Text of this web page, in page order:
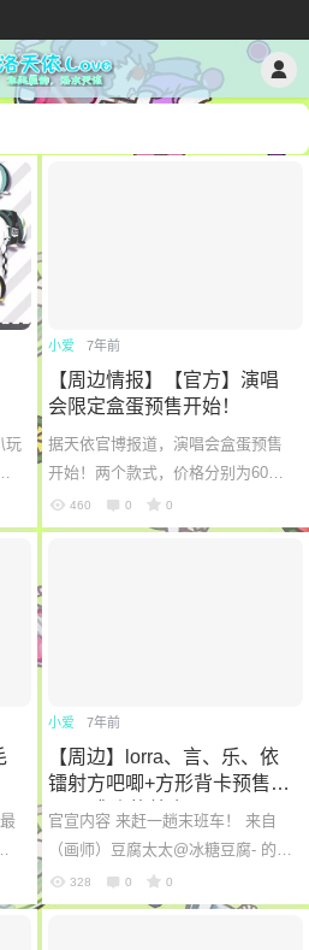
群！
玩
小爱 7年前
【周边情报】【官方】演唱
会限定盒蛋预售开始！
据天依官博报道，演唱会盒蛋预售
开始！两个款式，价格分别为60元
和160元。 预售链接：点我氪金 最
后预祝明天的演唱会顺利举行(^o^)
460 0 0
小爱 7年前
【周边】lorra、言、乐、依
镭射方吧唧+方形背卡预售—
By：逃跑的鸽舍
官宣内容 来赶一趟末班车！ 来自
（画师）豆腐太太@冰糖豆腐- 的超
喜庆的四小只(๑•̀ㅂ•́)و✧ ————镭
射方吧唧+方形背卡！！！开售 ...
328 0 0